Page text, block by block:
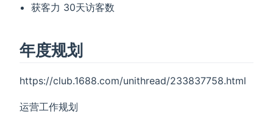
获客力 30天访客数
年度规划
https://club.1688.com/unithread/233837758.html
运营工作规划